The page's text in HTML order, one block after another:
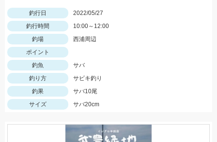
釣行日
2022/05/27
釣行時間
10:00～12:00
釣場
西浦周辺
ポイント
釣魚
サバ
釣り方
サビキ釣り
釣果
サバ10尾
サイズ
サバ20cm